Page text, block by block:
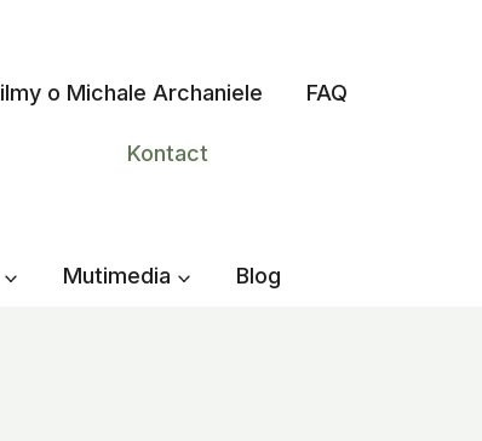
o Michale Archaniele FAQ
Kontact
Mutimedia Blog